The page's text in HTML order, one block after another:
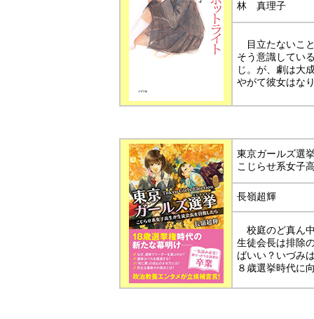
林 真理子
目立たないこ
そう意識してい
じ。が、劇は大
やがて彼女はな
東京ガールズ選
こじらせ系女子
長嶺超輝
校庭のど真ん
生徒会長は排除
ばいい？いづみ
８歳選挙時代に